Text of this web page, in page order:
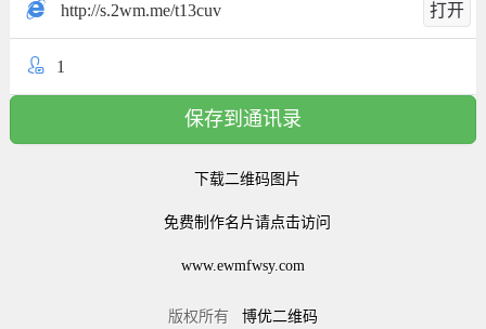
打开
http://s.2wm.me/t13cuv
1
保存到通讯录
下载二维码图片
免费制作名片请点击访问
www.ewmfwsy.com
版权所有 博优二维码